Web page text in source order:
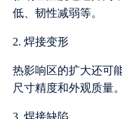
低、韧性减弱等。
2. 焊接变形
热影响区的扩大还可
尺寸精度和外观质量。
3. 焊接缺陷